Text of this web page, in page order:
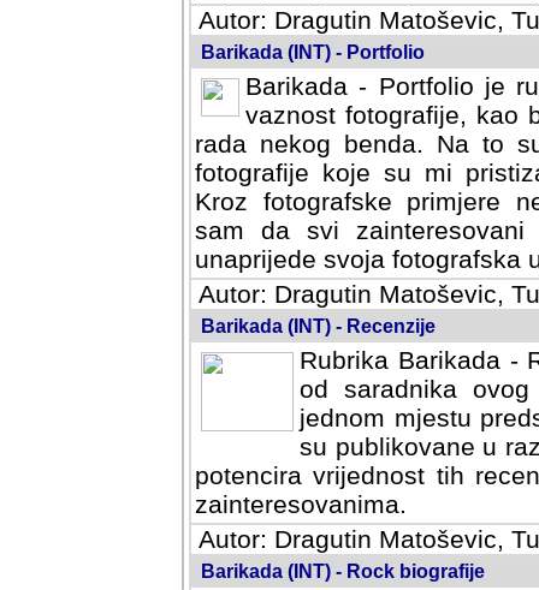
Autor: Dragutin Matoševic,
Barikada (INT) - Portfolio
Barikada - Portfolio je
vaznost fotografije, kao
rada nekog benda. Na to
fotografije koje su mi
fotografske primjere
svi zainteresovani
svoja fotografska umijeca.
Autor: Dragutin Matoševic,
Barikada (INT) - Recenzije
Rubrika Barikada -
od saradnika
jednom mjestu
su publikovane u
potencira vrijednost tih
zainteresovanima.
Autor: Dragutin Matoševic,
Barikada (INT) - Rock biografije